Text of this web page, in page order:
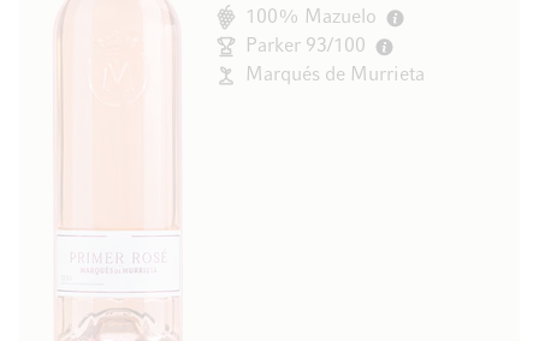
100% Mazuelo
Parker 93/100
Marqués de Murrieta